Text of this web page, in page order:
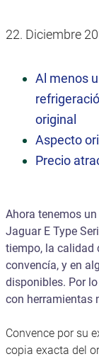
22. Diciembre
Al menos
original
Aspecto
Precio
Ahora tenemos
Jaguar E Type
tiempo, la calidad
convencía, y en
disponibles. Por
con herramientas
Convence por su
copia exacta del